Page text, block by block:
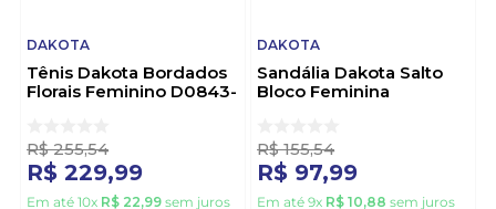
DAKOTA
Tênis Dakota Bordados
Florais Feminino D0843-
R$ 255,54
R$ 229,99
Em até 10x R$ 22,99 sem juros
DAKOTA
Sandália Dakota Salto
Bloco Feminina
R$ 155,54
R$ 97,99
Em até 9x R$ 10,88 sem juros